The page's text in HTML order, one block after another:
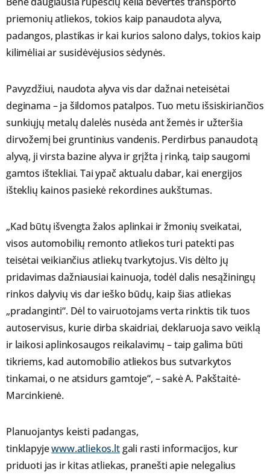
priemonių atliekos, tokios kaip panaudota alyva,
padangos, plastikas ir kai kurios salono dalys, tokios kaip
kilimėliai ar susidėvėjusios sėdynės.
Pavyzdžiui, naudota alyva vis dar dažnai neteisėtai
deginama – ja šildomos patalpos. Tuo metu išsiskiriančios
sunkiųjų metalų dalelės nusėda ant žemės ir užteršia
dirvožemį bei gruntinius vandenis. Perdirbus panaudotą
alyvą, ji virsta bazine alyva ir grįžta į rinką, taip saugomi
gamtos ištekliai. Tai ypač aktualu dabar, kai energijos
išteklių kainos pasiekė rekordines aukštumas.
„Kad būtų išvengta žalos aplinkai ir žmonių sveikatai,
visos automobilių remonto atliekos turi patekti pas
teisėtai veikiančius atliekų tvarkytojus. Vis dėlto jų
pridavimas dažniausiai kainuoja, todėl dalis nesąžiningų
rinkos dalyvių vis dar ieško būdų, kaip šias atliekas
„pradanginti“. Dėl to vairuotojams verta rinktis tik tuos
autoservisus, kurie dirba skaidriai, deklaruoja savo veiklą
ir laikosi aplinkosaugos reikalavimų – taip galima būti
tikriems, kad automobilio atliekos bus sutvarkytos
tinkamai, o ne atsidurs gamtoje“, – sakė A. Pakštaitė-
Marcinkienė.
Planuojantys keisti padangas,
tinklapyjewww.atliekos.ltgali rasti informacijos, kur
priduoti jas ir kitas atliekas, pranešti apie nelegalius